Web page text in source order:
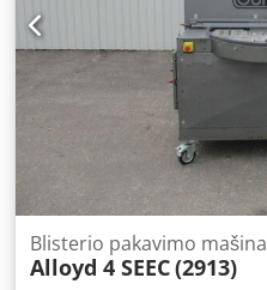
Blisterio pakavimo mašina
Alloyd 4 SEEC(2913)